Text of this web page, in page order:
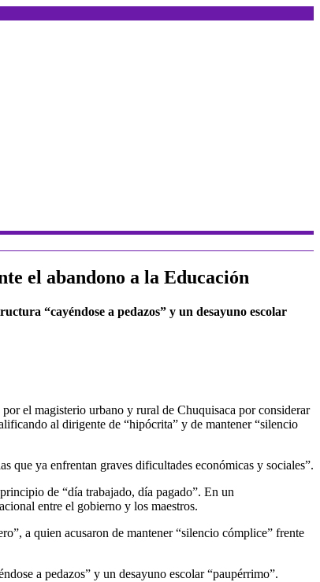
el abandono a la Educación
“cayéndose a pedazos” y un desayuno escolar
el magisterio urbano y rural de Chuquisaca por considerar
al dirigente de “hipócrita” y de mantener “silencio
que ya enfrentan graves dificultades económicas y sociales”.
de “día trabajado, día pagado”. En un
entre el gobierno y los maestros.
a quien acusaron de mantener “silencio cómplice” frente
a pedazos” y un desayuno escolar “paupérrimo”.